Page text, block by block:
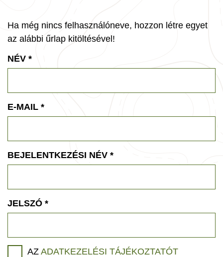
Ha még nincs felhasználóneve, hozzon létre egyet
az alábbi űrlap kitöltésével!
NÉV *
E-MAIL *
BEJELENTKEZÉSI NÉV *
JELSZÓ *
AZ ADATKEZELÉSI TÁJÉKOZTATÓT